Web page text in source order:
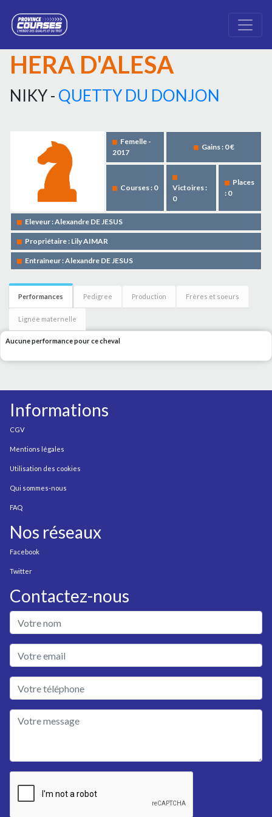
HERA D'ALESA
NIKY - QUETTY DU DONJON
Femelle -
2017
Gains : 0 €
Courses : 0
Victoires :
0
Places
: 0
Eleveur : Alexandre DE JESUS
Propriétaire : Lily AIMAR
Entraîneur : Alexandre DE JESUS
Performances Pedigree Production Frères et soeurs
Lignée maternelle
Aucune performance pour ce cheval
Informations
CGV
Mentions légales
Utilisation des cookies
Qui sommes-nous
FAQ
Nos réseaux
Facebook
Twitter
Contactez-nous